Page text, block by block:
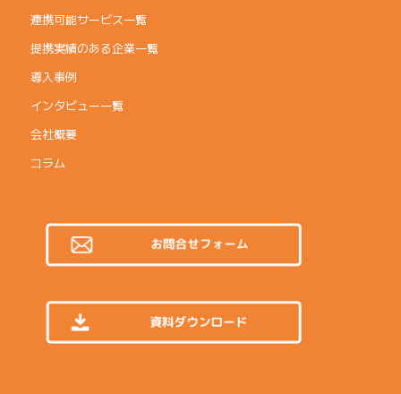
連携可能サービス一覧
提携実績のある企業一覧
導入事例
インタビュー一覧
会社概要
コラム